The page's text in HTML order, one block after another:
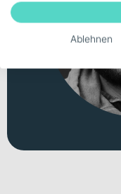
Ablehnen